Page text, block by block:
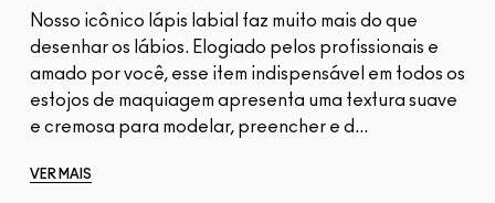
Nosso icônico lápis labial faz muito mais do que
desenhar os lábios. Elogiado pelos profissionais e
amado por você, esse item indispensável em todos os
estojos de maquiagem apresenta uma textura suave
e cremosa para modelar, preencher e d...
VER MAIS